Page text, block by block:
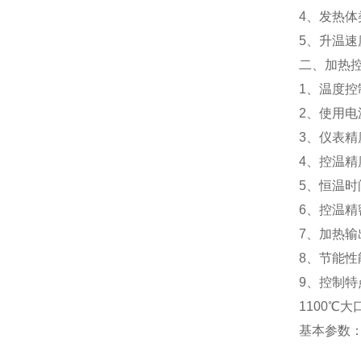
4、发热
5、升温
二、加热
1、温度
2、使用
3、仪表
4、控温
5、恒温
6、控温
7、加热
8、节能
9、控制
1100℃大
基本参数